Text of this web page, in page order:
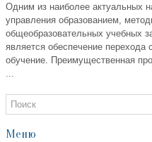
Одним из наиболее актуальных
управления образованием,
общеобразовательных учебных
является обеспечение
обучение. Преимущественная
...
Меню